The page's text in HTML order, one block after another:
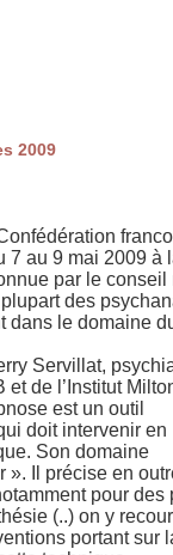
2009
7 au 9 mai 2009 à
par le conseil
des
dans le domaine
Servillat,
de l’Institut
est un outil
doit intervenir en
Son domaine
». Il précise en
pour des
(..) on y
portant sur